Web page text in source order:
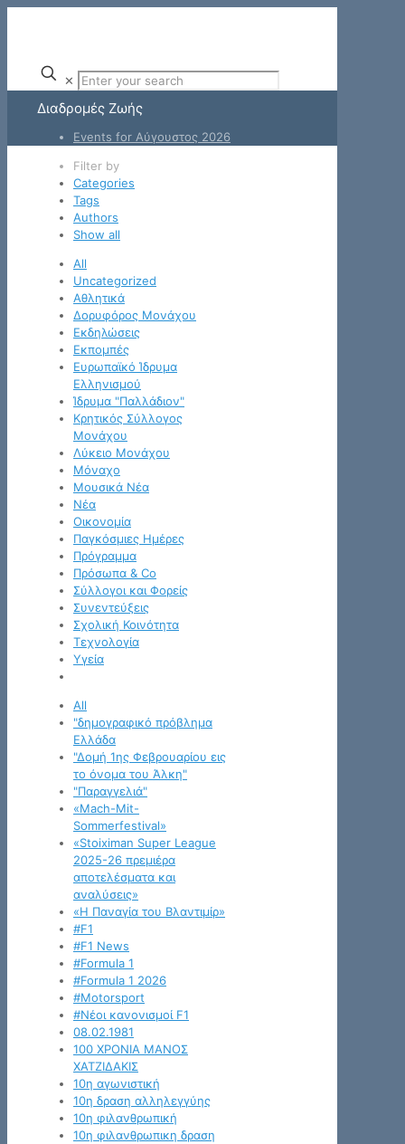
✕
Διαδρομές Ζωής
Events for Αύγουστος 2026
Filter by
Categories
Tags
Authors
Show all
All
Uncategorized
Αθλητικά
Δορυφόρος Μονάχου
Εκδηλώσεις
Εκπομπές
Ευρωπαϊκό Ίδρυμα
Ελληνισμού
Ίδρυμα "Παλλάδιον"
Κρητικός Σύλλογος
Μονάχου
Λύκειο Μονάχου
Μόναχο
Μουσικά Νέα
Νέα
Οικονομία
Παγκόσμιες Ημέρες
Πρόγραμμα
Πρόσωπα & Co
Σύλλογοι και Φορείς
Συνεντεύξεις
Σχολική Κοινότητα
Τεχνολογία
Υγεία
All
"δημογραφικό πρόβλημα
Ελλάδα
"Δομή 1ης Φεβρουαρίου εις
το όνομα του Άλκη"
"Παραγγελιά"
«Mach-Mit-
Sommerfestival»
«Stoiximan Super League
2025-26 πρεμιέρα
αποτελέσματα και
αναλύσεις»
«Η Παναγία του Βλαντιμίρ»
#F1
#F1 News
#Formula 1
#Formula 1 2026
#Motorsport
#Νέοι κανονισμοί F1
08.02.1981
100 ΧΡΟΝΙΑ ΜΑΝΟΣ
ΧΑΤΖΙΔΑΚΙΣ
10η αγωνιστική
10η δραση αλληλεγγύης
10η φιλανθρωπική
10η φιλανθρωπικη δραση